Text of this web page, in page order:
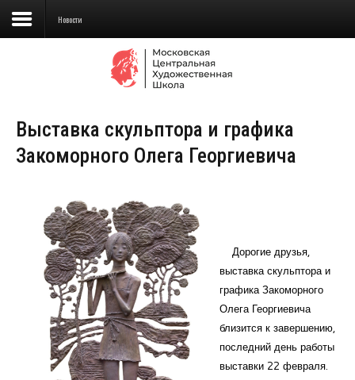
Сведения об образовательной
Школа
Училище
Детская Художественная школа
Поступающим
Подготовка
Образование
Доп. образование
Курсы повышения квалификации
Новости
Выставка скульптора и графика
Закоморного Олега Георгиевича
Дорогие друзья,
выставка скульптора и
графика Закоморного
Олега Георгиевича
близится к завершению,
последний день работы
выставки 22 февраля.